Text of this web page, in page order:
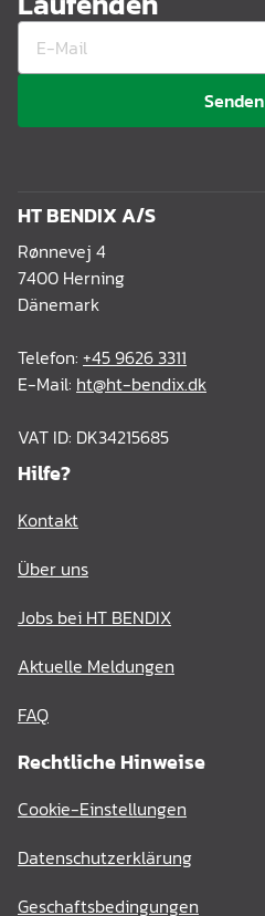
Senden
HT BENDIX A/S
Rønnevej 4
7400 Herning
Dänemark
Telefon: +45 9626 3311
E-Mail: ht@ht-bendix.dk
VAT ID: DK34215685
Hilfe?
Kontakt
Über uns
Jobs bei HT BENDIX
Aktuelle Meldungen
FAQ
Rechtliche Hinweise
Cookie-Einstellungen
Datenschutzerklärung
Geschaftsbedingungen